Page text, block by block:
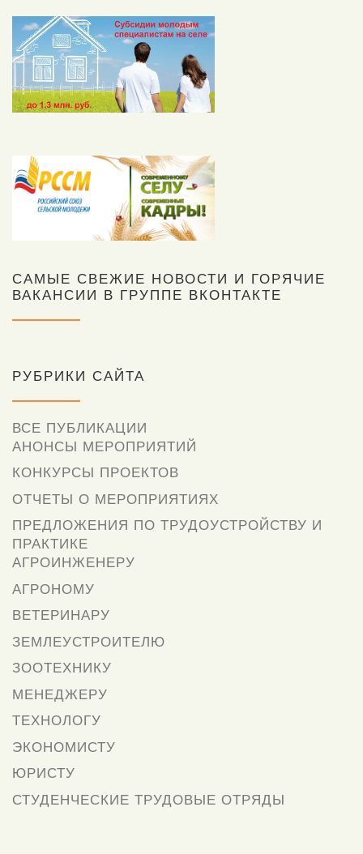
САМЫЕ СВЕЖИЕ НОВОСТИ И ГОРЯЧИЕ
ВАКАНСИИ В ГРУППЕ ВКОНТАКТЕ
РУБРИКИ САЙТА
ВСЕ ПУБЛИКАЦИИ
АНОНСЫ МЕРОПРИЯТИЙ
КОНКУРСЫ ПРОЕКТОВ
ОТЧЕТЫ О МЕРОПРИЯТИЯХ
ПРЕДЛОЖЕНИЯ ПО ТРУДОУСТРОЙСТВУ И
ПРАКТИКЕ
АГРОИНЖЕНЕРУ
АГРОНОМУ
ВЕТЕРИНАРУ
ЗЕМЛЕУСТРОИТЕЛЮ
ЗООТЕХНИКУ
МЕНЕДЖЕРУ
ТЕХНОЛОГУ
ЭКОНОМИСТУ
ЮРИСТУ
СТУДЕНЧЕСКИЕ ТРУДОВЫЕ ОТРЯДЫ